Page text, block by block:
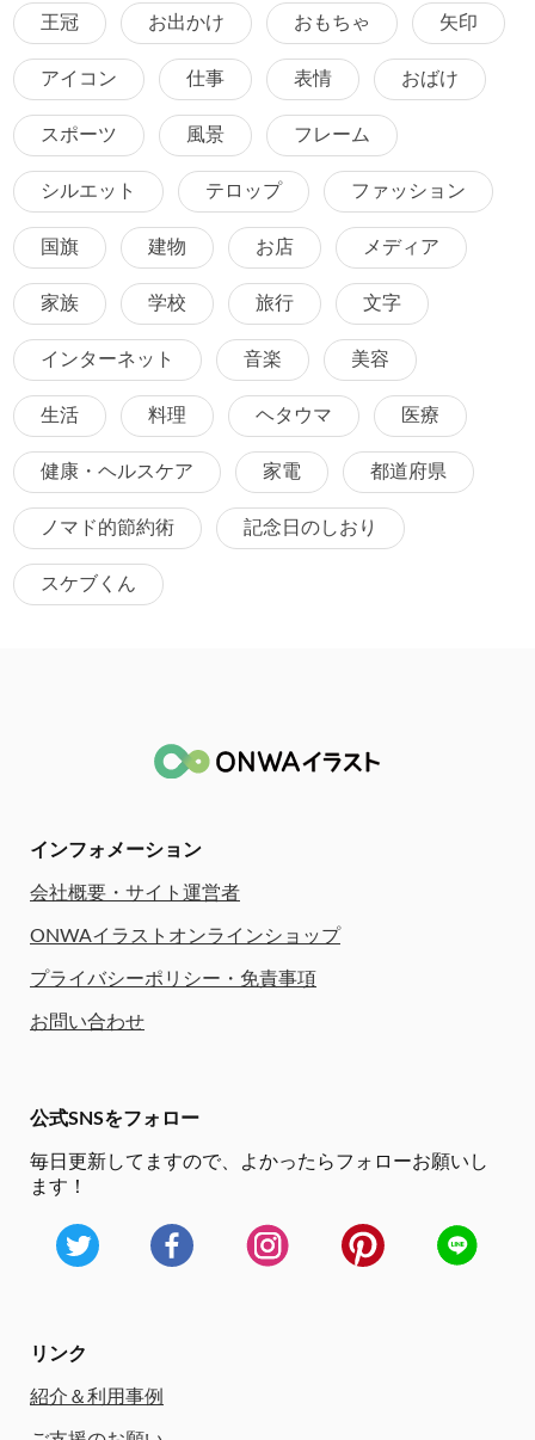
王冠 お出かけ おもちゃ 矢印
アイコン 仕事 表情 おばけ
スポーツ 風景 フレーム
シルエット テロップ ファッション
国旗 建物 お店 メディア
家族 学校 旅行 文字
インターネット 音楽 美容
生活 料理 ヘタウマ 医療
健康・ヘルスケア 家電 都道府県
ノマド的節約術 記念日のしおり
スケブくん
インフォメーション
会社概要・サイト運営者
ONWAイラストオンラインショップ
プライバシーポリシー・免責事項
お問い合わせ
公式SNSをフォロー
毎日更新してますので、
よかったらフォローお願いし
ます！
リンク
紹介＆利用事例